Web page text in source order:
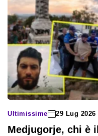
Ultimissime 29 Lug 2026
Medjugorje, chi è